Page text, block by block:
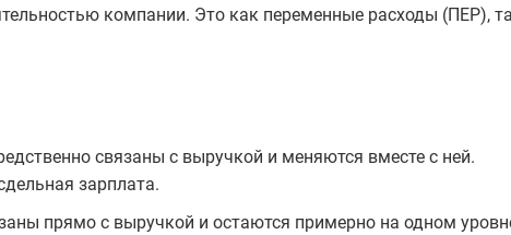
компании. Это как переменные расходы (ПЕР),
связаны с выручкой и меняются вместе с ней.
зарплата.
прямо с выручкой и остаются примерно на одном